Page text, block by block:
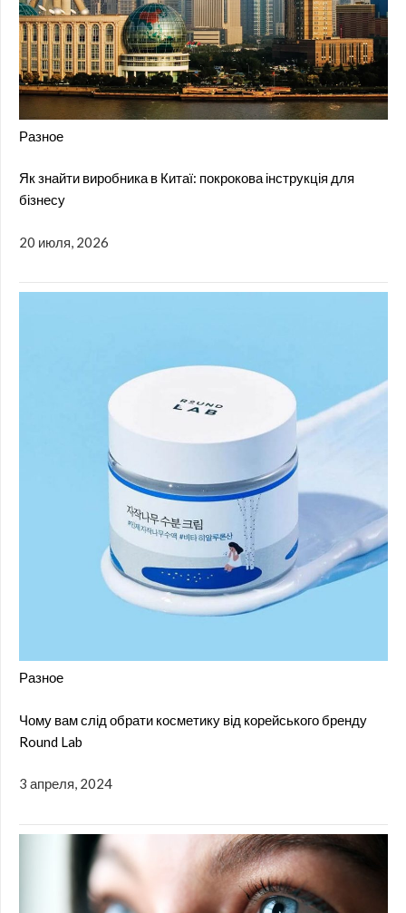
Разное
Як знайти виробника в Китаї: покрокова інструкція для
бізнесу
20 июля, 2026
Разное
Чому вам слід обрати косметику від корейського бренду
Round Lab
3 апреля, 2024